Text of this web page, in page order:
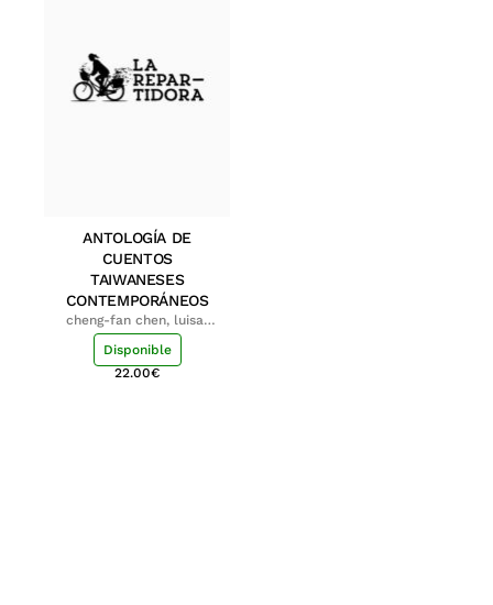
ANTOLOGÍA DE
CUENTOS
TAIWANESES
CONTEMPORÁNEOS
cheng-fan chen, luisa;
shu-ying chang, luisa
Disponible
22.00€